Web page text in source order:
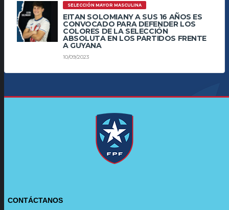
SELECCIÓN MAYOR MASCULINA
EITAN SOLOMIANY A SUS 16 AÑOS ES
CONVOCADO PARA DEFENDER LOS
COLORES DE LA SELECCIÓN
ABSOLUTA EN LOS PARTIDOS FRENTE
A GUYANA
10/09/2023
CONTÁCTANOS